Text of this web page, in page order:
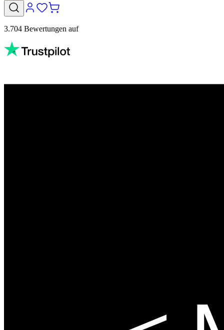
3.704 Bewertungen auf